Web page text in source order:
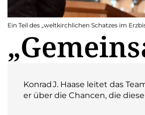
Ein Teil des „weltkirchlichen Schatzes im
Konrad J. Haase leitet das
er über die Chancen, die